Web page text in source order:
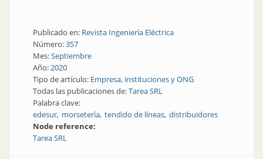
Publicado en: Revista Ingeniería Eléctrica
Número:357
Mes:Septiembre
Año:2020
Tipo de artículo: Empresa, instituciones y ONG
Todas las publicaciones de:Tarea SRL
Palabra clave:
edesur morsetería tendido de líneas distribuidores
Node reference:
Tarea SRL